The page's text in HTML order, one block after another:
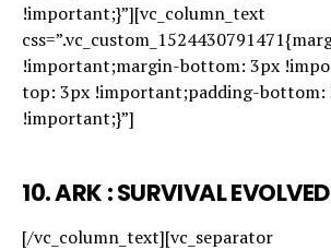
!important;}”][vc_column_text
!important;margin-bottom: 3px
top: 3px !important;padding-bottom:
!important;}”]
10. ARK : SURVIVAL EVOLVED
[/vc_column_text][vc_separator